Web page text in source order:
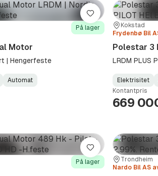
Dual
(Modell)
På lager
Motor
| Hengerfeste
Automat
Lagre
Sted:Kokstad
Forhandler:
Frydenbø Bil
Polestar 3
LRDM PLUS
Fuel
Type:
Elektrisitet
Model
Year:
Gearbox
Type:
Kontantpris
669
På lager
Lagre
Sted:Trondheim
Forhandler:
Nardo Bil AS